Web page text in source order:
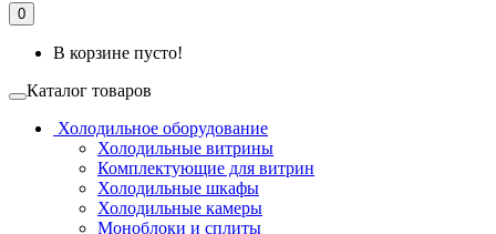
0
В корзине пусто!
Каталог товаров
Холодильное оборудование
Холодильные витрины
Комплектующие для витрин
Холодильные шкафы
Холодильные камеры
Моноблоки и сплиты